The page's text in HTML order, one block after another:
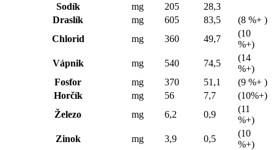
Sodík
mg 205
28,3
Draslík
mg 605 83,5
(8 %+ )
Chlorid
mg 360 49,7
(10
%+)
Vápnik
mg 540 74,5
(14
%+)
Fosfor
mg 370 51,1
(9 %+ )
Horčík
mg 56 7,7
(10%+)
Železo
mg 6,2 0,9
(11
%+)
Zinok
mg 3,9 0,5
(10
%+)